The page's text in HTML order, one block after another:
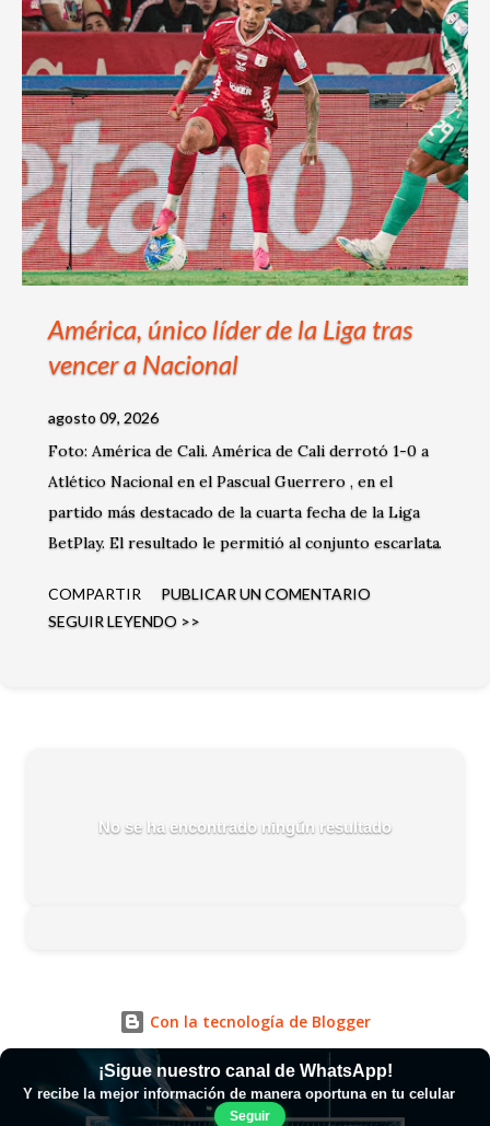
América, único líder de la Liga tras
vencer a Nacional
agosto 09, 2026
Foto: América de Cali. América de Cali derrotó 1-0 a
Atlético Nacional en el Pascual Guerrero , en el
partido más destacado de la cuarta fecha de la Liga
BetPlay. El resultado le permitió al conjunto escarlata
COMPARTIR
PUBLICAR UN COMENTARIO
SEGUIR LEYENDO >>
No se ha encontrado ningún resultado
Con la tecnología de Blogger
¡Sigue nuestro canal de WhatsApp!
Y recibe la mejor información de manera oportuna en tu celular
Seguir